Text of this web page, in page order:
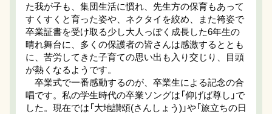
た我が子も、集団生活に慣れ、先生方の保育もあって
すくすくと育った姿や、ネクタイを絞め、また袴姿で
卒業証書を受け取る少し大人っぽく成長した6年生の
晴れ舞台に、多くの保護者の皆さんは感激するととも
に、苦労してきた子育ての思い出も入り交じり、目頭
が熱くなるようです。
卒業式で一番感動するのが、卒業生による記念の合
唱です。私の学生時代の卒業ソングは「仰げば尊し」で
した。現在では「大地讃頌(さんしょう)」や「旅立ちの日